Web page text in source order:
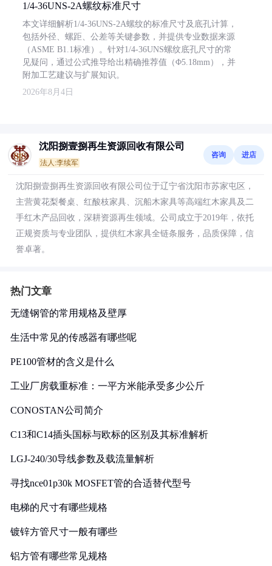
1/4-36UNS-2A螺纹标准尺寸
本文详细解析1/4-36UNS-2A螺纹的标准尺寸及底孔计算，
包括外径、螺距、公差等关键参数，并提供专业数据来源
（ASME B1.1标准）。针对1/4-36UNS螺纹底孔尺寸的常
见疑问，通过公式推导给出精确推荐值（Φ5.18mm），并
附加工艺建议与扩展知识。
2026年8月4日
沈阳捌壹捌再生资源回收有限公司
法人:李续军
咨询 进店
沈阳捌壹捌再生资源回收有限公司位于辽宁省沈阳市苏家屯区，
主营黄花梨餐桌、红酸枝家具、沉船木家具等高端红木家具及二
手红木产品回收，深耕资源再生领域。公司成立于2019年，依托
正规资质与专业团队，提供红木家具全链条服务，品质保障，信
誉卓著。
热门文章
无缝钢管的常用规格及壁厚
生活中常见的传感器有哪些呢
PE100管材的含义是什么
工业厂房载重标准：一平方米能承受多少公斤
CONOSTAN公司简介
C13和C14插头国标与欧标的区别及其标准解析
LGJ-240/30导线参数及载流量解析
寻找nce01p30k MOSFET管的合适替代型号
电梯的尺寸有哪些规格
镀锌方管尺寸一般有哪些
铝方管有哪些常见规格